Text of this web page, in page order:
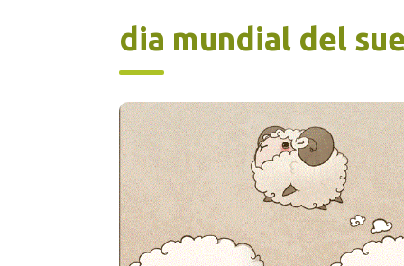
dia mundial del